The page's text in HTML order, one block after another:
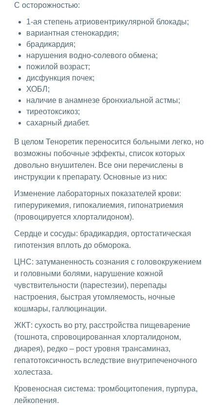
С осторожностью:
1-ая степень атриовентрикулярной блокады;
вариантная стенокардия;
брадикардия;
нарушения водно-солевого обмена;
пожилой возраст;
дисфункция почек;
ХОБЛ;
наличие в анамнезе бронхиальной астмы;
тиреотоксикоз;
сахарный диабет.
В целом Теноретик переносится больными легко, но
возможны побочные эффекты, список которых
довольно внушителен. Все они перечислены в
инструкции к препарату. Основные из них:
Изменение лабораторных показателей крови:
гиперурикемия, гипокалиемия, гипонатриемия
(провоцируется хлорталидоном).
Сердце и сосуды: брадикардия, ортостатическая
гипотензия вплоть до обморока.
ЦНС: затуманенность сознания с головокружением
и головными болями, нарушение кожной
чувствительности (парестезии), перепады
настроения, быстрая утомляемость, ночные
кошмары, галлюцинации.
ЖКТ: сухость во рту, расстройства пищеварение
(тошнота, спровоцированная хлорталидоном,
диарея), редко – рост уровня трансаминаз,
гепатотоксичность вследствие внутрипеченочного
холестаза.
Кровеносная система: тромбоцитопения, пурпура,
лейкопения.